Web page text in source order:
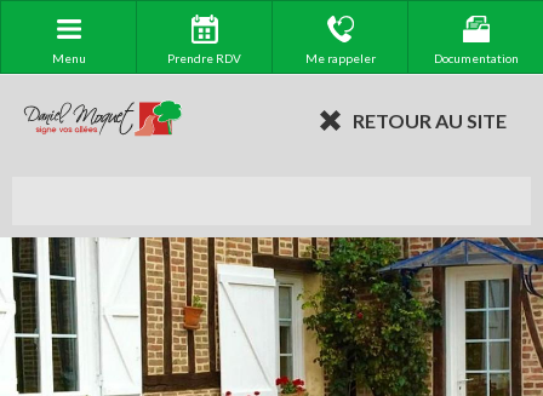
Menu Prendre RDV Me rappeler Documentation
RETOUR AU SITE